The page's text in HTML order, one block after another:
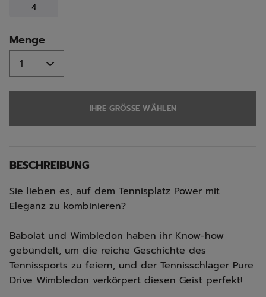
4
Menge
IHRE GRÖSSE WÄHLEN
BESCHREIBUNG
Sie lieben es, auf dem Tennisplatz Power mit
Eleganz zu kombinieren?
Babolat und Wimbledon haben ihr Know-how
gebündelt, um die reiche Geschichte des
Tennissports zu feiern, und der Tennisschläger Pure
Drive Wimbledon verkörpert diesen Geist perfekt!